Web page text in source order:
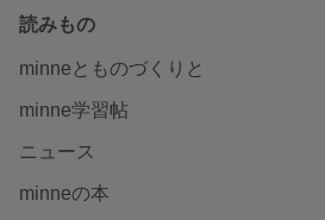
読みもの
minneとものづくりと
minne学習帖
ニュース
minneの本